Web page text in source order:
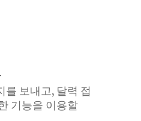
를 보내고, 달력 접
기능을 이용할